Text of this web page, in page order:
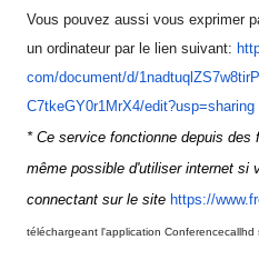
Vous pouvez aussi vous exprimer
un ordinateur par le lien suivant:
com/document/d/
C7tkeGY0r1MrX4/edit?usp=sharing
* Ce service fonctionne depuis
même possible d'utiliser internet si
connectant sur le site https://www.
téléchargeant l'application Conferencecallhd